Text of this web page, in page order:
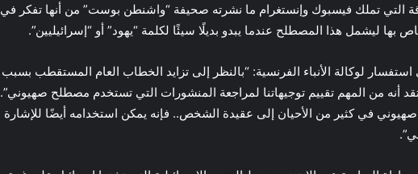
التي تملك فيسبوك وإنستغرام ما نشرته صحيفة “واشنطن بوست” من أنها تفكر في
ليشمل هذا المصطلح عندما يبدو بديلًا سيئًا لكلمة “يهود” أو “إسرائيليين”.
لوكالة الأنباء الفرنسية: “بالنظر إلى تزايد الخطاب العام المستقطب بسبب
أنه من المهم تقييم توجيهاتنا لمراجعة المنشورات التي تستخدم مصطلح صهيوني”.
في كثير من الأحيان إلى عقيدة الشخص.. فإنه يمكن استخدامه أيضًا للإشارة